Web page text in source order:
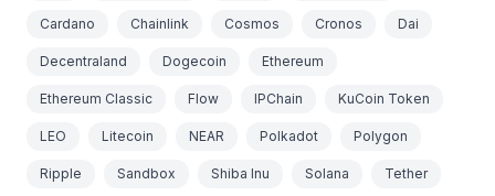
Cardano Chainlink Cosmos Cronos Dai
Decentraland Dogecoin Ethereum
Ethereum Classic Flow IPChain KuCoin Token
LEO Litecoin NEAR Polkadot Polygon
Ripple Sandbox Shiba Inu Solana Tether